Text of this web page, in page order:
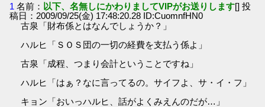
1 名前： 以下、名無しにかわりましてVIPがお送りします[] 投
稿日：2009/09/25(金) 17:48:20.28 ID:CuomnfHN0
古泉「財布係とはなんでしょうか？」
ハルヒ「ＳＯＳ団の一切の経費を支払う係よ」
古泉「成程、つまり会計ということですね」
ハルヒ「はぁ？なに言ってるの。サイフよ、サ・イ・フ」
キョン「おいっハルヒ、話がよくみえんのだが…」